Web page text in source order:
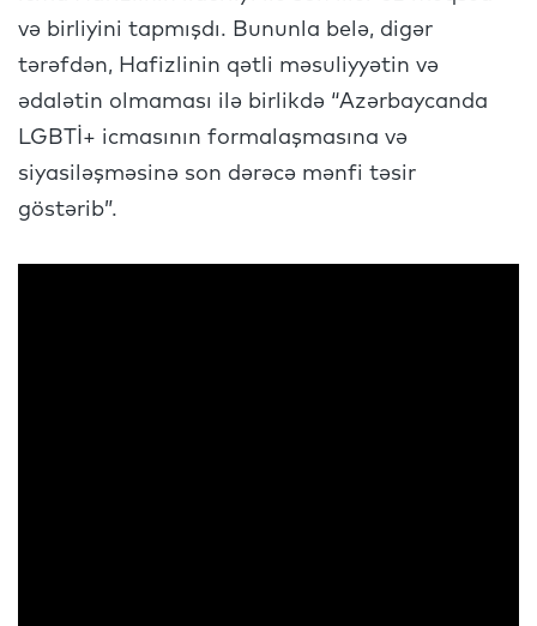
və birliyini tapmışdı. Bununla belə, digər
tərəfdən, Hafizlinin qətli məsuliyyətin və
ədalətin olmaması ilə birlikdə “Azərbaycanda
LGBTİ+ icmasının formalaşmasına və
siyasiləşməsinə son dərəcə mənfi təsir
göstərib”.